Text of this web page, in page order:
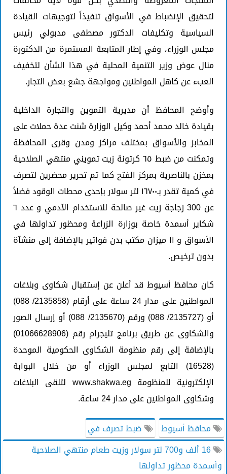
لتحقيق الإنضباط في الأسواق تنفيذاً لتوجيهات القيادة
السياسية وتكليفات الدكتور مصطفى مدبولي رئيس
مجلس الوزراء، وفي إطار المتابعة المستمرة من الدكتورة
منال عوض وزير التنمية المحلية في هذا الشأن لتخفيف
العبء عن كاهل المواطنين ومواجهة جشع بعض التجار.
وأوضح المحافظ أن مديرية التموين والتجارة الداخلية
بقيادة خالد محمد أحمد وكيل الوزارة شنت عدة حملات على
المخابز والأسواق بمختلف مراكز ومدن وقرى المحافظة
وتمكنت من ضبط ٦٥ كرتونة زيت تمويني منتهي الصلاحية
بمخزن بالناصرية بمركز الفتح كما تم تحرير محضرين لتصرف
في كمية تقدر بـ١٦٧٠٠ لتر سولار بإحدى محطات الوقود فضلاً
عن 300 زجاجة زيت غير صالحة للاستخدام الآدمي و عدد ٦
شكاير أسمدة خاصة بوزارة الزراعة ومحظور تداولها في
الأسواق و ١١ ميزان مكتب بدن فواتير بالإضافة إلى منشآة
بدون ترخيص.
كان محافظ أسيوط قد أعلن عن إستقبال شكاوى وبلاغات
المواطنين على مدار 24 ساعة على أرقام (2135858/ 088)
أو (2135727/ 088) ورقم (2135670/ 088) أو إرسال الصور
والشكاوى عن طريق برنامج تليجرام رقم (01066628906)
بالإضافة إلى رقم منظومة الشكاوى الحكومية الموحدة
(16528) التابع لمجلس الوزراء أو من خلال البوابة
الإلكترونية للمنظومة www.shakwa.eg لتلقى البلاغات
وشكاوى المواطنين على مدار 24 ساعة.
محافظ أسيوط
ضبط تصرف في
16 ألف و700 لتر سولار وزيت طعام منتهي الصلاحية
وأسمدة محظور تداولها